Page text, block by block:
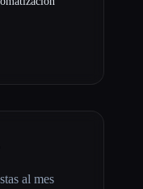
al mes